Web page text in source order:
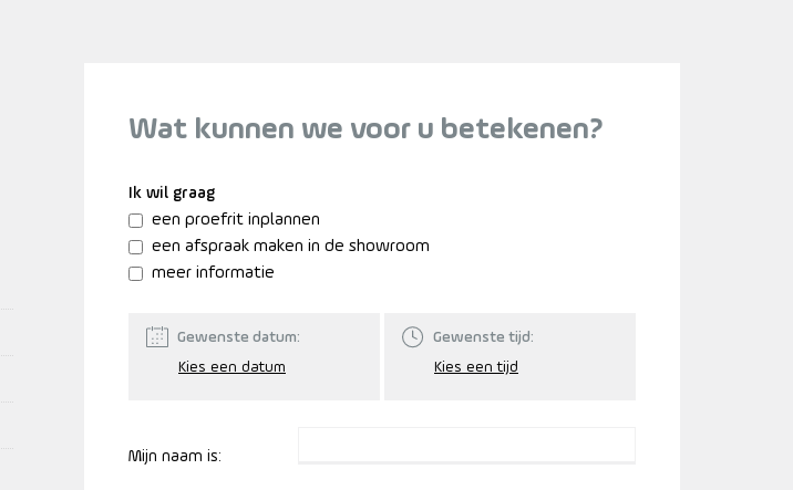
Wat kunnen we voor u betekenen?
Ik wil graag
een proefrit inplannen
een afspraak maken in de showroom
meer informatie
Gewenste datum: Gewenste tijd:
Mijn naam is: